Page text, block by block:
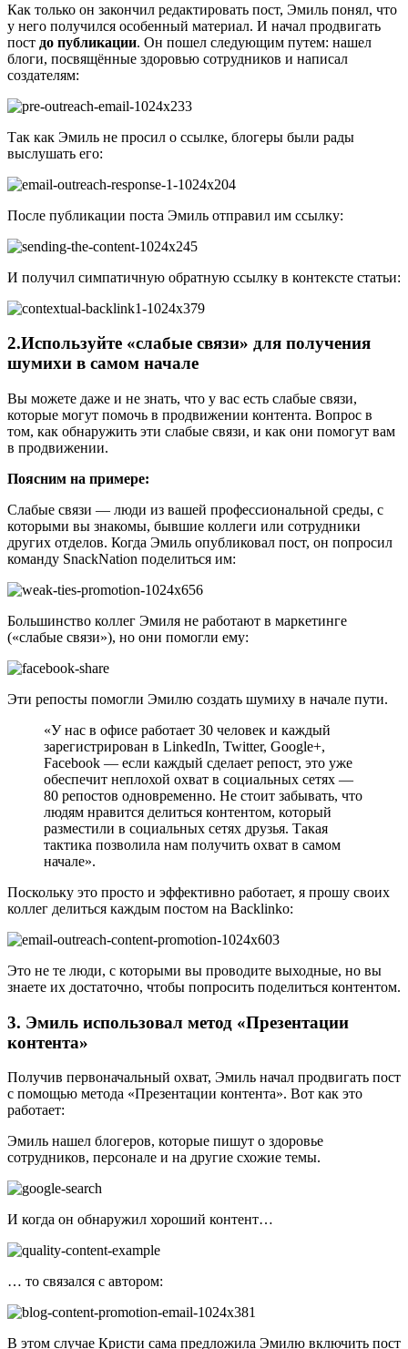
Как только он закончил редактировать пост, Эмиль понял, что
у него получился особенный материал. И начал продвигать
пост до публикации. Он пошел следующим путем: нашел
блоги, посвящённые здоровью сотрудников и написал
создателям:
Так как Эмиль не просил о ссылке, блогеры были рады
выслушать его:
После публикации поста Эмиль отправил им ссылку:
И получил симпатичную обратную ссылку в контексте статьи:
2.Используйте «слабые связи» для получения
шумихи в самом начале
Вы можете даже и не знать, что у вас есть слабые связи,
которые могут помочь в продвижении контента. Вопрос в
том, как обнаружить эти слабые связи, и как они помогут вам
в продвижении.
Поясним на примере:
Слабые связи — люди из вашей профессиональной среды, с
которыми вы знакомы, бывшие коллеги или сотрудники
других отделов. Когда Эмиль опубликовал пост, он попросил
команду SnackNation поделиться им:
Большинство коллег Эмиля не работают в маркетинге
(«слабые связи»), но они помогли ему:
Эти репосты помогли Эмилю создать шумиху в начале пути.
«У нас в офисе работает 30 человек и каждый
зарегистрирован в LinkedIn, Twitter, Google+,
Facebook — если каждый сделает репост, это уже
обеспечит неплохой охват в социальных сетях —
80 репостов одновременно. Не стоит забывать, что
людям нравится делиться контентом, который
разместили в социальных сетях друзья. Такая
тактика позволила нам получить охват в самом
начале».
Поскольку это просто и эффективно работает, я прошу своих
коллег делиться каждым постом на Backlinko:
Это не те люди, с которыми вы проводите выходные, но вы
знаете их достаточно, чтобы попросить поделиться контентом.
3. Эмиль использовал метод «Презентации
контента»
Получив первоначальный охват, Эмиль начал продвигать пост
с помощью метода «Презентации контента». Вот как это
работает:
Эмиль нашел блогеров, которые пишут о здоровье
сотрудников, персонале и на другие схожие темы.
И когда он обнаружил хороший контент…
… то связался с автором:
В этом случае Кристи сама предложила Эмилю включить пост